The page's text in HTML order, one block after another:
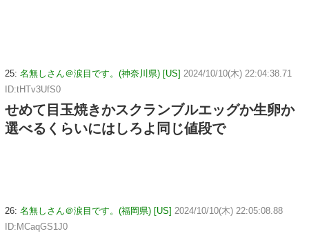
25: 名無しさん＠涙目です。(神奈川県) [US] 2024/10/10(木) 22:04:38.71
ID:tHTv3UfS0
せめて目玉焼きかスクランブルエッグか生卵か
選べるくらいにはしろよ同じ値段で
26: 名無しさん＠涙目です。(福岡県) [US] 2024/10/10(木) 22:05:08.88
ID:MCaqGS1J0